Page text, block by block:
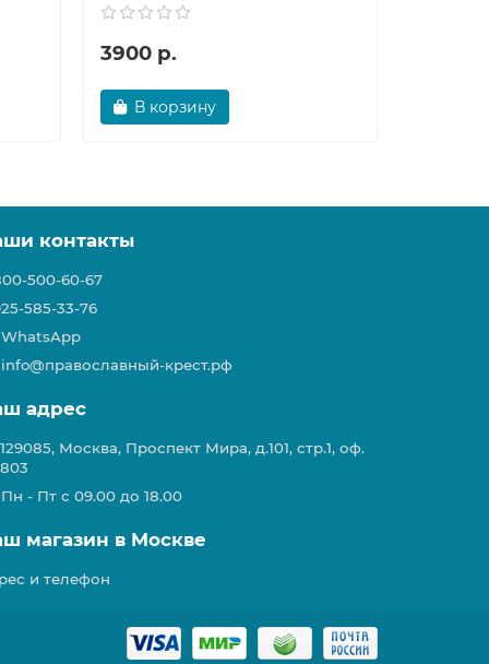
3900 р.
В корзину
контакты
500-60-67
585-33-76
WhatsApp
info@православный-крест.рф
адрес
129085, Москва, Проспект Мира, д.101, стр.1, оф.
803
Пн - Пт с 09.00 до 18.00
магазин в Москве
и телефон